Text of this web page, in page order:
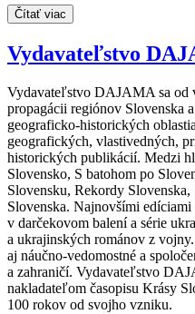
Čítať viac
Vydavateľstvo
Vydavateľstvo DAJAMA sa od
propagácii regiónov Slovenska
geograficko-historických
geografických, vlastivedných,
historických publikácií. Medzi
Slovensko, S batohom po
Slovensku, Rekordy
Slovenska. Najnovšími
v darčekovom balení a série
a ukrajinských románov z
aj náučno-vedomostné a
a zahraničí. Vydavateľstvo
nakladateľom časopisu Krásy
100 rokov od svojho vzniku.